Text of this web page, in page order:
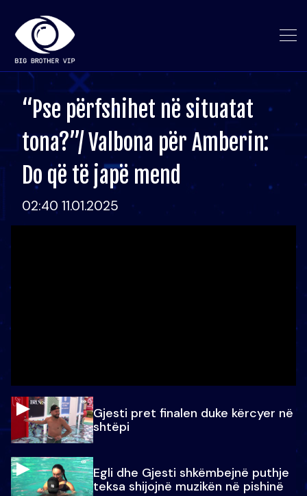
“Pse përfshihet në situatat
tona?”/ Valbona për Amberin:
Do që të japë mend
02:40 11.01.2025
Gjesti pret finalen duke kërcyer në
shtëpi
Egli dhe Gjesti shkëmbejnë puthje
teksa shijojnë muzikën në pishinë